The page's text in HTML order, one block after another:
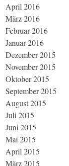
April 2016
März 2016
Februar 2016
Januar 2016
Dezember 2015
November 2015
Oktober 2015
September 2015
August 2015
Juli 2015
Juni 2015
Mai 2015
April 2015
März 2015